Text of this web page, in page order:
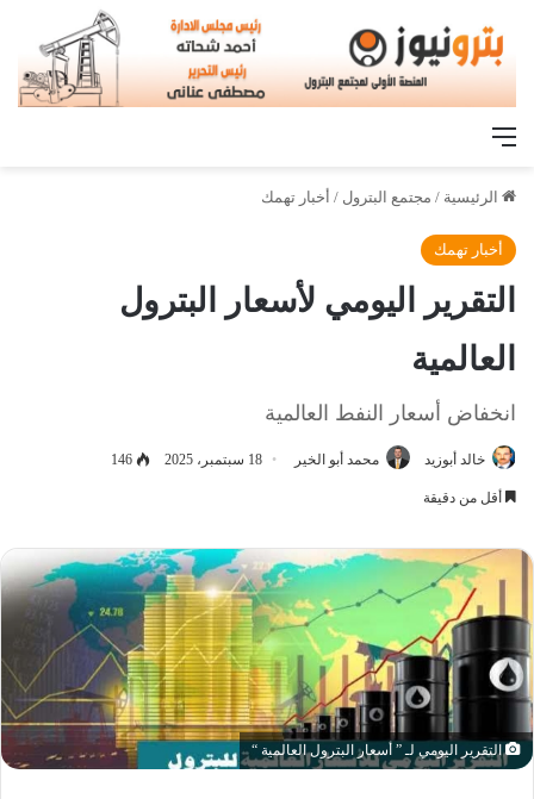
القائمة
الرئيسية / مجتمع البترول / أخبار تهمك
أخبار تهمك
التقرير اليومي لأسعار البترول
العالمية
انخفاض أسعار النفط العالمية
خالد أبوزيد محمد أبو الخير 18 سبتمبر، 2025 146
أقل من دقيقة
التقرير اليومي لـ ” أسعار البترول العالمية “